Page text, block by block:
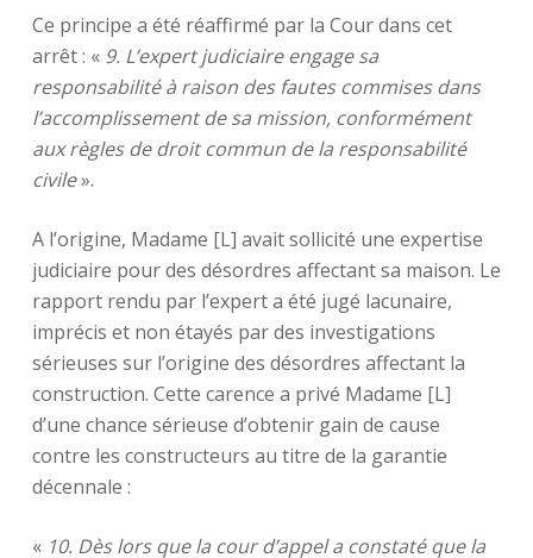
Ce principe a été réaffirmé par la Cour dans cet
arrêt : « 9. L’expert judiciaire engage sa
responsabilité à raison des fautes commises dans
l’accomplissement de sa mission, conformément
aux règles de droit commun de la responsabilité
civile».
A l’origine, Madame [L] avait sollicité une expertise
judiciaire pour des désordres affectant sa maison. Le
rapport rendu par l’expert a été jugé lacunaire,
imprécis et non étayés par des investigations
sérieuses sur l’origine des désordres affectant la
construction. Cette carence a privé Madame [L]
d’une chance sérieuse d’obtenir gain de cause
contre les constructeurs au titre de la garantie
décennale :
« 10. Dès lors que la cour d’appel a constaté que la